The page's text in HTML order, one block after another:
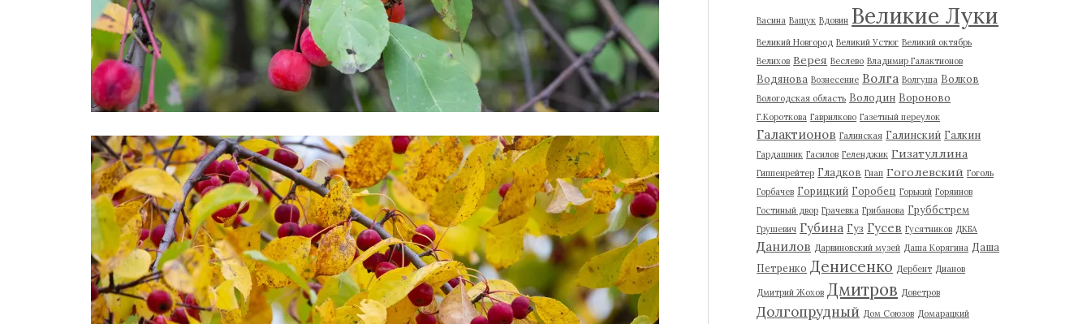
Васина Ващук Вдовин Великие Луки
Великий Новгород Великий Устюг Великий октябрь
Велихов Верея Веслево Владимир Галактионов
Водянова Вознесение Волга Волгуша Волков
Вологодская область Володин Вороново
Г.Короткова Гаврилково Газетный переулок
Галактионов Галинская Галинский Галкин
Гардашник Гасилов Геленджик Гизатуллина
Гиппенрейтер Гладков Гнап Гоголевский Гоголь
Горбачев Горицкий Горобец Горький Горяинов
Гостиный двор Грачевка Грибанова Груббстрем
Грушевич Губина Гуз Гусев Гусятников ДКБА
Данилов Дарвиновский музей Даша Корягина Даша
Петренко Денисенко Дербент Дианов
Дмитрий Жохов Дмитров Доветров
Долгопрудный Дом Союзов Домарацкий